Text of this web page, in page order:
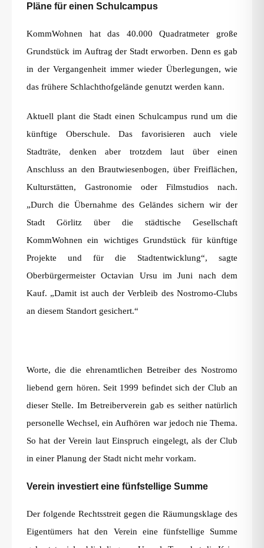
Pläne für einen Schulcampus
KommWohnen hat das 40.000 Quadratmeter große
Grundstück im Auftrag der Stadt erworben. Denn es gab
in der Vergangenheit immer wieder Überlegungen, wie
das frühere Schlachthofgelände genutzt werden kann.
Aktuell plant die Stadt einen Schulcampus rund um die
künftige Oberschule. Das favorisieren auch viele
Stadträte, denken aber trotzdem laut über einen
Anschluss an den Brautwiesenbogen, über Freiflächen,
Kulturstätten, Gastronomie oder Filmstudios nach.
„Durch die Übernahme des Geländes sichern wir der
Stadt Görlitz über die städtische Gesellschaft
KommWohnen ein wichtiges Grundstück für künftige
Projekte und für die Stadtentwicklung“, sagte
Oberbürgermeister Octavian Ursu im Juni nach dem
Kauf. „Damit ist auch der Verbleib des Nostromo-Clubs
an diesem Standort gesichert.“
Worte, die die ehrenamtlichen Betreiber des Nostromo
liebend gern hören. Seit 1999 befindet sich der Club an
dieser Stelle. Im Betreiberverein gab es seither natürlich
personelle Wechsel, ein Aufhören war jedoch nie Thema.
So hat der Verein laut Einspruch eingelegt, als der Club
in einer Planung der Stadt nicht mehr vorkam.
Verein investiert eine fünfstellige Summe
Der folgende Rechtsstreit gegen die Räumungsklage des
Eigentümers hat den Verein eine fünfstellige Summe